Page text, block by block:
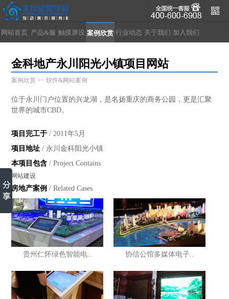
网站首页 产品&服 触摸屏设 案例欣赏 行业动态 关于我们 加入我们
金科地产永川阳光小镇项目网站
案例欣赏 >> 软件&网站案例
位于永川门户位置的兴龙湖，是名扬重庆的商务公园，更是汇聚
世界的城市CBD。
项目完工于 / 2011年5月
项目地址 / 永川金科阳光小镇
本项目包含 / Project Contains
网站建设
房地产案例 / Related Cases
贵州仁怀绿色智能电.. 协信公馆多媒体电子..